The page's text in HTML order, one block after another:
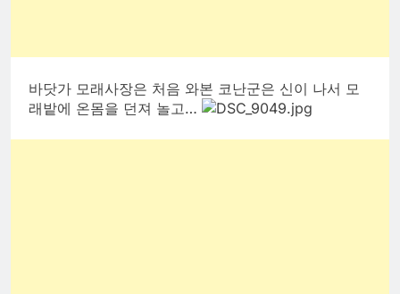
바닷가 모래사장은 처음 와본 코난군은 신이 나서 모
래밭에 온몸을 던져 놀고…